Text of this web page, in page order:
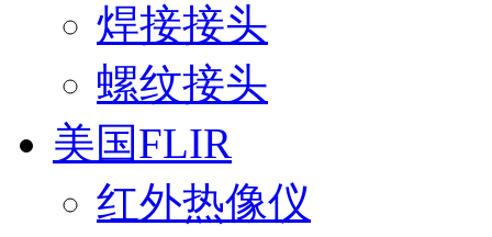
焊接接头
螺纹接头
美国FLIR
红外热像仪